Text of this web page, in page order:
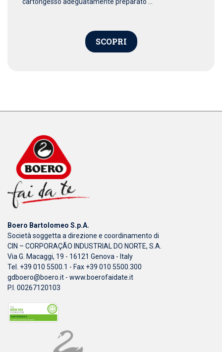
SCOPRI
Boero Bartolomeo S.p.A.
Società soggetta a direzione e coordinamento di
CIN – CORPORAÇÃO INDUSTRIAL DO NORTE, S.A.
Via G. Macaggi, 19 - 16121 Genova - Italy
Tel. +39 010 5500.1 - Fax +39 010 5500.300
gdboero@boero.it - www.boerofaidate.it
P.I. 00267120103